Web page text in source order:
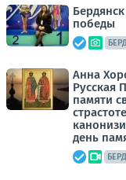
победы
Анна
Русская
памяти
день